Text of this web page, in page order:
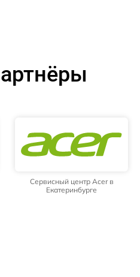
Сервисный центр Acer в
Екатеринбурге